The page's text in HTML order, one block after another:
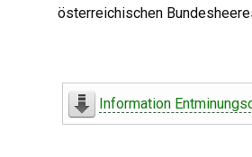
österreichischen
Information